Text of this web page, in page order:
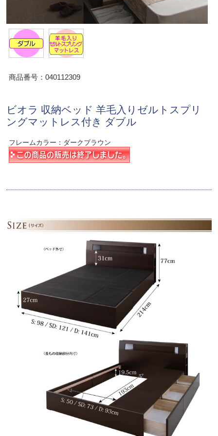
商品番号：040112309
ビオラ 収納ベッド 羊毛入りゼルトスプリ
ングマットレス付き ダブル
フレームカラー：ダークブラウン